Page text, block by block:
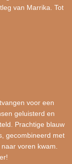
van Marrika. Tot
voor een
geluisterd en
Prachtige blauw
gecombineerd met
voren kwam.